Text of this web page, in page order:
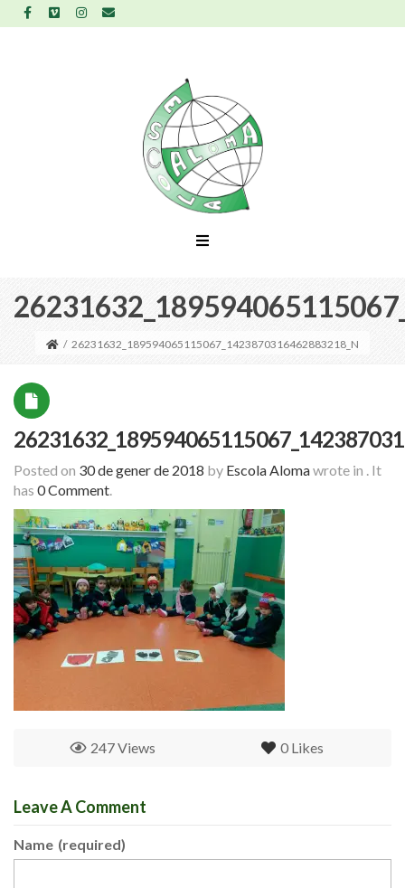
/ 26231632_189594065115067_1423870316462883218_N
Posted on 30 de gener de 2018 by Escola Alomawrote in . It
has 0 Comment.
0 Likes
247 Views
Leave A Comment
Name (required)